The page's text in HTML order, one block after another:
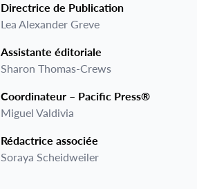
Directrice de Publication
Lea Alexander Greve
Assistante éditoriale
Sharon Thomas-Crews
Coordinateur – Pacific Press®
Miguel Valdivia
Rédactrice associée
Soraya Scheidweiler